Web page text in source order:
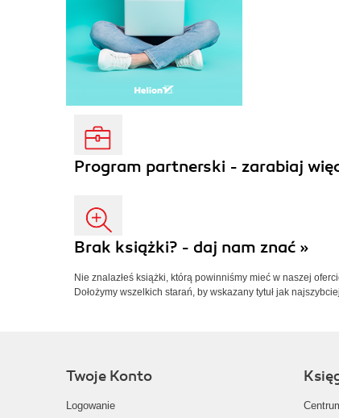
Program partnerski - zarabiaj
Brak książki? - daj nam znać »
Nie znalazłeś książki, którą powinniśmy mieć w naszej
Dołożymy wszelkich starań, by wskazany tytuł jak
Twoje Konto
Logowanie